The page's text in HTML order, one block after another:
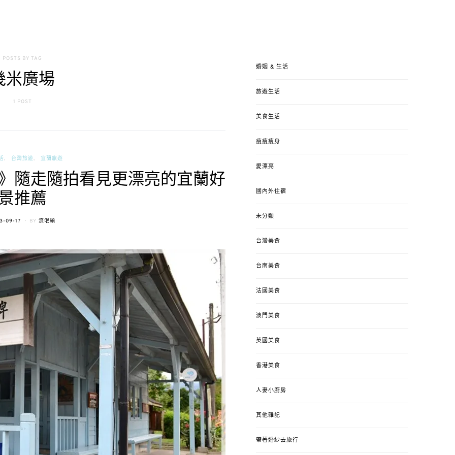
POSTS BY TAG
米廣場
1 POST
台灣旅遊 宜蘭旅遊
隨走隨拍看見更漂亮的宜蘭好
推薦
09-17 BY 流氓顆
婚姻 & 生活
旅遊生活
美食生活
瘦瘦瘦身
愛漂亮
國內外住宿
未分類
台灣美食
台南美食
法國美食
澳門美食
英國美食
香港美食
人妻小廚房
其他雜記
帶著婚紗去旅行